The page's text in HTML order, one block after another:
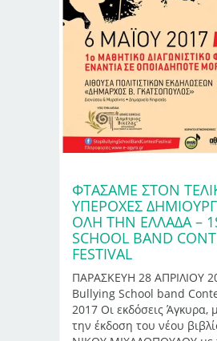
ΦΤΑΣΑΜΕ ΣΤΟΝ
ΥΠΕΡΟΧΕΣ
ΟΛΗ ΤΗΝ ΕΛΛΑΔΑ –
SCHOOL BAND
FESTIVAL
ΠΑΡΑΣΚΕΥΗ 28 ΑΠΡΙΛΙΟΥ
Bullying School band
2017 Οι εκδόσεις Άγκυρα,
την έκδοση του νέου